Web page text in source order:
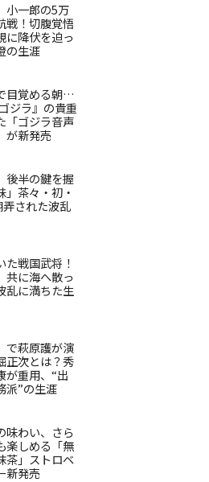
小一郎の5万
戦！切腹覚悟
に降伏を迫っ
の生涯
目覚める朝…
ジラ』の貴重
「ゴジラ音声
が新発売
後半の鍵を握
」茶々・初・
された波乱
た戦国武将！
共に海へ散っ
乱に満ちた生
で萩原護が演
正次とは？秀
が重用、“出
派”の生涯
味わい、さら
楽しめる「無
茶」ストロベ
新発売